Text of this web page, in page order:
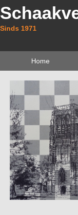
Sinds 1971
Home